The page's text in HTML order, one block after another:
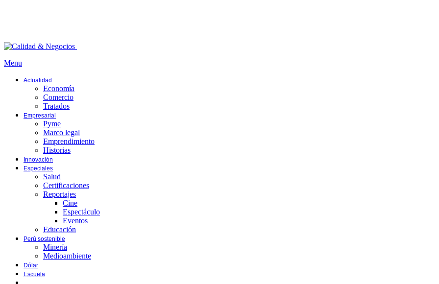
Menu
Actualidad
Economía
Comercio
Tratados
Empresarial
Pyme
Marco legal
Emprendimiento
Historias
Innovación
Especiales
Salud
Certificaciones
Reportajes
Cine
Espectáculo
Eventos
Educación
Perú sostenible
Minería
Medioambiente
Dólar
Escuela